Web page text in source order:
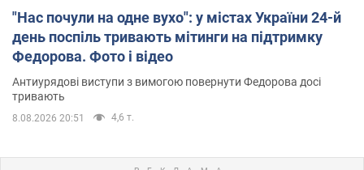
"Нас почули на одне вухо": у містах України 24-й
день поспіль тривають мітинги на підтримку
Федорова. Фото і відео
Антиурядові виступи з вимогою повернути Федорова досі
тривають
8.08.2026 20:51 4,6 т.